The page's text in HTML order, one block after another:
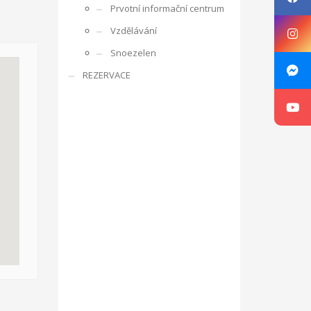
s ostatními účastníky, obdobrníky a lidmi z
je zajímá, co umí apod. V rámci projektu je
listopadu 2016 ve Zlíně v ČR, v organizaci RC
with Kamarád – Nenuda
své vlastní projekty. Plně se zapojí do
Prvotní informační centrum
Vzdělávání
Snoezelen
REZERVACE